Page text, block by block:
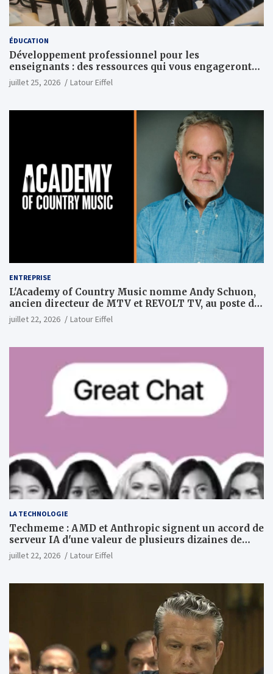
ÉDUCATION
Développement professionnel pour les
enseignants : des ressources qui vous engageront
vraiment
juillet 25, 2026 Latour Eiffel
ENTREPRISE
L'Academy of Country Music nomme Andy Schuon,
ancien directeur de MTV et REVOLT TV, au poste de
PDG
juillet 22, 2026 Latour Eiffel
LA TECHNOLOGIE
Techmeme : AMD et Anthropic signent un accord de
serveur IA d'une valeur de plusieurs dizaines de
milliards ; Anthropic achètera jusqu'à 2 GW de puces
MI450 à partir du premier semestre 2027 et AMD
(Wall Street Journal)
juillet 22, 2026 Latour Eiffel